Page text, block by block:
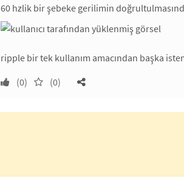
60 hzlik bir şebeke gerilimin
ripple bir tek kullanım amacından başka
(0)
(0)